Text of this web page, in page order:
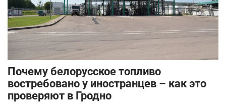
Почему белорусское топливо
востребовано у иностранцев – как это
проверяют в Гродно